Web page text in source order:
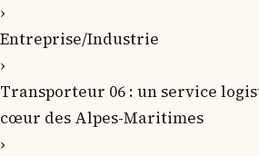
›
Entreprise/Industrie
›
Transporteur 06 : un service
cœur des Alpes-Maritimes
›